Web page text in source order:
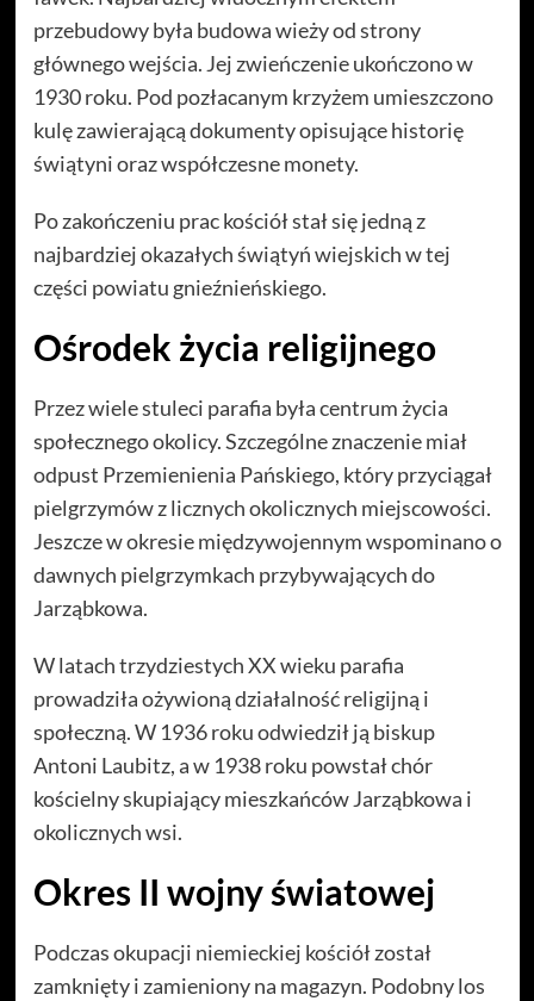
przebudowy była budowa wieży od strony
głównego wejścia. Jej zwieńczenie ukończono w
1930 roku. Pod pozłacanym krzyżem umieszczono
kulę zawierającą dokumenty opisujące historię
świątyni oraz współczesne monety.
Po zakończeniu prac kościół stał się jedną z
najbardziej okazałych świątyń wiejskich w tej
części powiatu gnieźnieńskiego.
Ośrodek życia religijnego
Przez wiele stuleci parafia była centrum życia
społecznego okolicy. Szczególne znaczenie miał
odpust Przemienienia Pańskiego, który przyciągał
pielgrzymów z licznych okolicznych miejscowości.
Jeszcze w okresie międzywojennym wspominano o
dawnych pielgrzymkach przybywających do
Jarząbkowa.
W latach trzydziestych XX wieku parafia
prowadziła ożywioną działalność religijną i
społeczną. W 1936 roku odwiedził ją biskup
Antoni Laubitz, a w 1938 roku powstał chór
kościelny skupiający mieszkańców Jarząbkowa i
okolicznych wsi.
Okres II wojny światowej
Podczas okupacji niemieckiej kościół został
zamknięty i zamieniony na magazyn. Podobny los